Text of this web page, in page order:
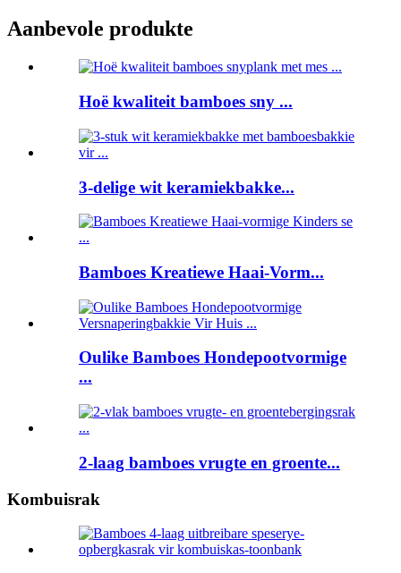
Aanbevole produkte
Hoë kwaliteit bamboes sny ...
3-delige wit keramiekbakke...
Bamboes Kreatiewe Haai-Vorm...
Oulike Bamboes Hondepootvormige
...
2-laag bamboes vrugte en groente...
Kombuisrak